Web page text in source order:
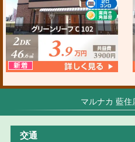
マルナカ 藍住
交通